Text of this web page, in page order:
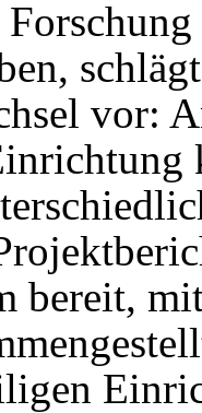
vor:
bereit,